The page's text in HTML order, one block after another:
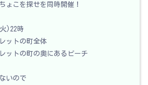
ょこを探せを同時開催！
)22時
ットの町全体
ットの町の奥にあるビーチ
いので